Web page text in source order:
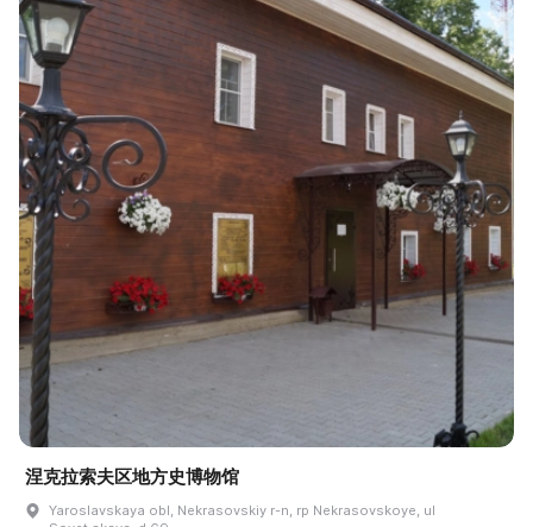
涅克拉索夫区地方史博物馆
Yaroslavskaya obl, Nekrasovskiy r-n, rp Nekrasovskoye, ul